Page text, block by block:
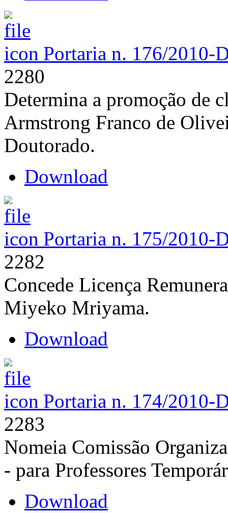
Portaria n. 176/2010-
2280
Determina a promoção de
Armstrong Franco de
Doutorado.
Download
Portaria n. 175/2010-
2282
Concede Licença
Miyeko Mriyama.
Download
Portaria n. 174/2010-
2283
Nomeia Comissão
- para Professores
Download